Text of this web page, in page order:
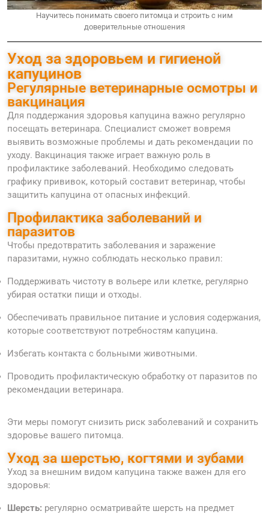
Научитесь понимать своего питомца и строить с ним
доверительные отношения
Уход за здоровьем и гигиеной
капуцинов
Регулярные ветеринарные осмотры и
вакцинация
Для поддержания здоровья капуцина важно регулярно
посещать ветеринара. Специалист сможет вовремя
выявить возможные проблемы и дать рекомендации по
уходу. Вакцинация также играет важную роль в
профилактике заболеваний. Необходимо следовать
графику прививок, который составит ветеринар, чтобы
защитить капуцина от опасных инфекций.
Профилактика заболеваний и
паразитов
Чтобы предотвратить заболевания и заражение
паразитами, нужно соблюдать несколько правил:
Поддерживать чистоту в вольере или клетке, регулярно
убирая остатки пищи и отходы.
Обеспечивать правильное питание и условия содержания,
которые соответствуют потребностям капуцина.
Избегать контакта с больными животными.
Проводить профилактическую обработку от паразитов по
рекомендации ветеринара.
Эти меры помогут снизить риск заболеваний и сохранить
здоровье вашего питомца.
Уход за шерстью, когтями и зубами
Уход за внешним видом капуцина также важен для его
здоровья:
Шерсть: регулярно осматривайте шерсть на предмет